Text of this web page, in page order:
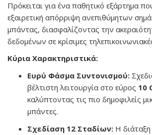
Πρόκειται για ένα παθητικό εξάρτημα
εξαιρετική απόρριψη ανεπιθύμητων
μπάντας, διασφαλίζοντας την
δεδομένων σε κρίσιμες
Κύρια Χαρακτηριστικά:
Ευρύ Φάσμα Συντονισμού:
βέλτιστη λειτουργία στο εύρος 10
καλύπτοντας τις πιο δημοφιλείς
μπάντες.
Σχεδίαση 12 Σταδίων: Η